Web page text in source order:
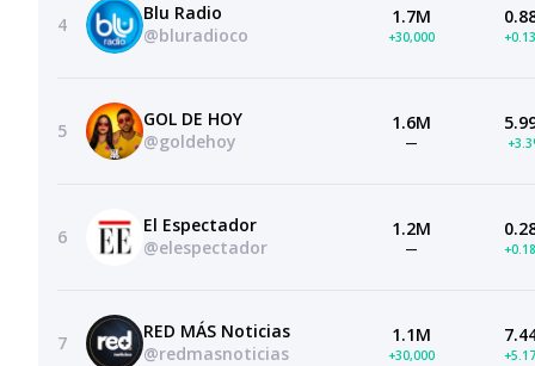
4
Blu Radio
@bluradioco
1.7M
+30,000
5
GOL DE HOY
@goldehoy
1.6M
—
6
El Espectador
@elespectador
1.2M
—
7
RED MÁS Noticias
@redmasnoticias
1.1M
+30,000